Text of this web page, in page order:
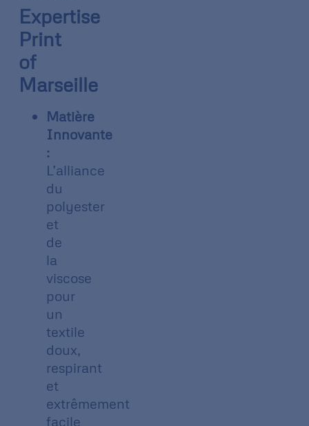
Expertise
Print
of
Marseille
Matière
Innovante
:
L’alliance
du
polyester
et
de
la
viscose
pour
un
textile
doux,
respirant
et
extrêmement
facile